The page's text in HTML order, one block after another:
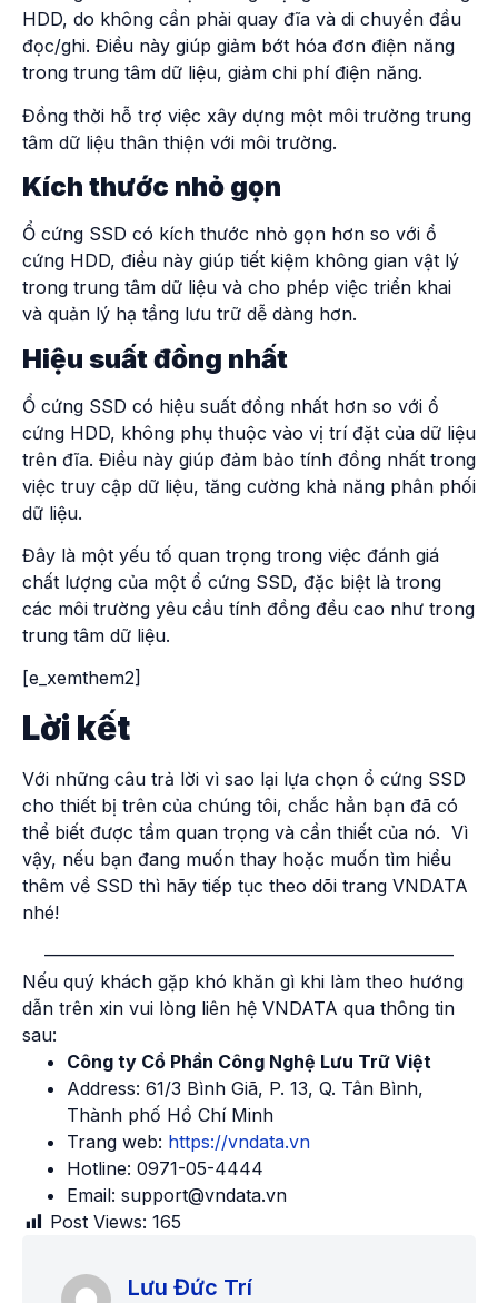
HDD, do không cần phải quay đĩa và di chuyển đầu
đọc/ghi. Điều này giúp giảm bớt hóa đơn điện năng
trong trung tâm dữ liệu, giảm chi phí điện năng.
Đồng thời hỗ trợ việc xây dựng một môi trường trung
tâm dữ liệu thân thiện với môi trường.
Kích thước nhỏ gọn
Ổ cứng SSD có kích thước nhỏ gọn hơn so với ổ
cứng HDD, điều này giúp tiết kiệm không gian vật lý
trong trung tâm dữ liệu và cho phép việc triển khai
và quản lý hạ tầng lưu trữ dễ dàng hơn.
Hiệu suất đồng nhất
Ổ cứng SSD có hiệu suất đồng nhất hơn so với ổ
cứng HDD, không phụ thuộc vào vị trí đặt của dữ liệu
trên đĩa. Điều này giúp đảm bảo tính đồng nhất trong
việc truy cập dữ liệu, tăng cường khả năng phân phối
dữ liệu.
Đây là một yếu tố quan trọng trong việc đánh giá
chất lượng của một ổ cứng SSD, đặc biệt là trong
các môi trường yêu cầu tính đồng đều cao như trong
trung tâm dữ liệu.
[e_xemthem2]
Lời kết
Với những câu trả lời vì sao lại lựa chọn ổ cứng SSD
cho thiết bị trên của chúng tôi, chắc hẳn bạn đã có
thể biết được tầm quan trọng và cần thiết của nó. Vì
vậy, nếu bạn đang muốn thay hoặc muốn tìm hiểu
thêm về SSD thì hãy tiếp tục theo dõi trang VNDATA
nhé!
———————————————————————
Nếu quý khách gặp khó khăn gì khi làm theo hướng
dẫn trên xin vui lòng liên hệ VNDATA qua thông tin
sau:
Công ty Cổ Phần Công Nghệ Lưu Trữ Việt
Address: 61/3 Bình Giã, P. 13, Q. Tân Bình,
Thành phố Hồ Chí Minh
Trang web: https://vndata.vn
Hotline: 0971-05-4444
Email: support@vndata.vn
Post Views: 165
Lưu Đức Trí